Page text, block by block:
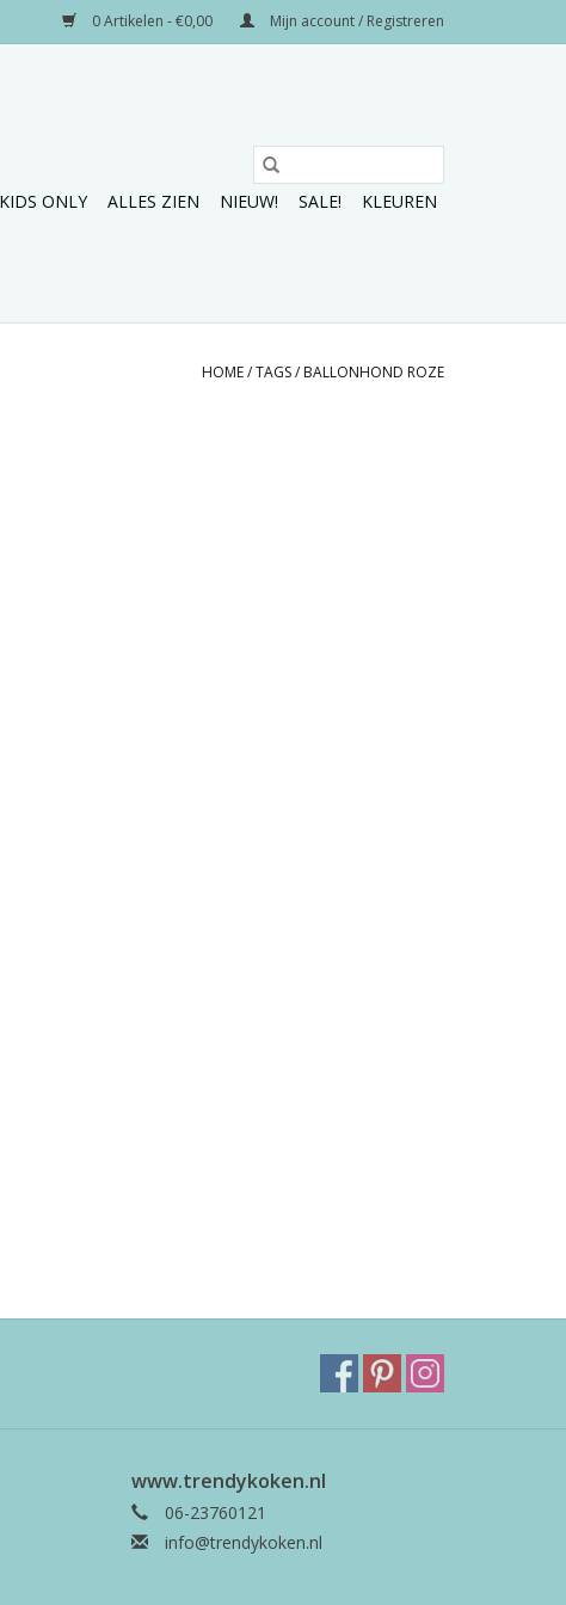
0 Artikelen - €0,00 Mijn account / Registreren
KIDS ONLY ALLES ZIEN NIEUW! SALE! KLEUREN
HOME/TAGS/ BALLONHOND ROZE
www.trendykoken.nl
06-23760121
info@trendykoken.nl